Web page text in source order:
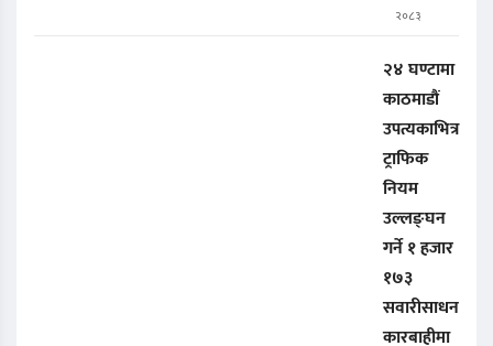
२०८३
२४ घण्टामा
काठमाडौं
उपत्यकाभित्र
ट्राफिक
नियम
उल्लङ्घन
गर्ने १ हजार
१७३
सवारीसाधन
कारबाहीमा